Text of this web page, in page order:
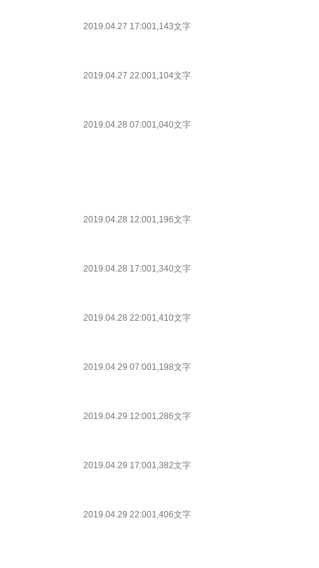
2019.04.27 17:001,143文字
2019.04.27 22:001,104文字
2019.04.28 07:001,040文字
2019.04.28 12:001,196文字
2019.04.28 17:001,340文字
2019.04.28 22:001,410文字
2019.04.29 07:001,198文字
2019.04.29 12:001,286文字
2019.04.29 17:001,382文字
2019.04.29 22:001,406文字